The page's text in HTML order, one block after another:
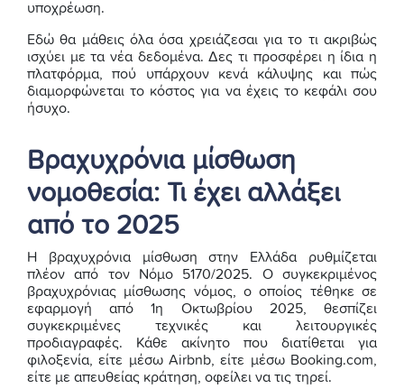
υποχρέωση.
Εδώ θα μάθεις όλα όσα χρειάζεσαι για το τι ακριβώς
ισχύει με τα νέα δεδομένα. Δες τι προσφέρει η ίδια η
πλατφόρμα, πού υπάρχουν κενά κάλυψης και πώς
διαμορφώνεται το κόστος για να έχεις το κεφάλι σου
ήσυχο.
Βραχυχρόνια μίσθωση
νομοθεσία: Τι έχει αλλάξει
από το 2025
Η βραχυχρόνια μίσθωση στην Ελλάδα ρυθμίζεται
πλέον από τον Νόμο 5170/2025. Ο συγκεκριμένος
βραχυχρόνιας μίσθωσης νόμος, ο οποίος τέθηκε σε
εφαρμογή από 1η Οκτωβρίου 2025, θεσπίζει
συγκεκριμένες τεχνικές και λειτουργικές
προδιαγραφές. Κάθε ακίνητο που διατίθεται για
φιλοξενία, είτε μέσω Airbnb, είτε μέσω Booking.com,
είτε με απευθείας κράτηση, οφείλει να τις τηρεί.